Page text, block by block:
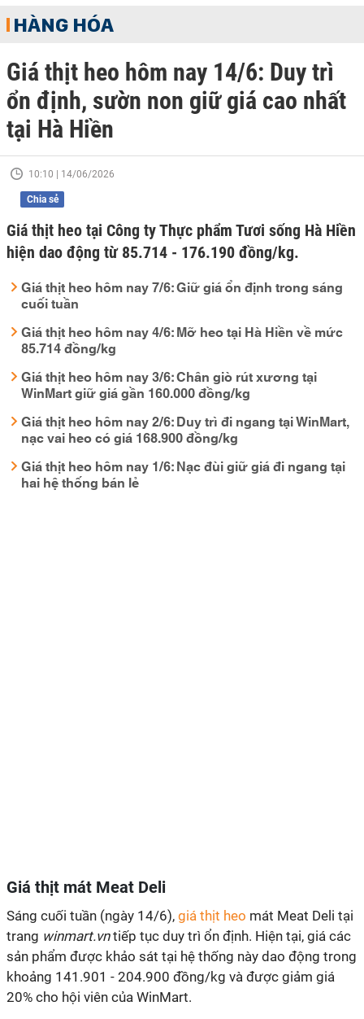
HÀNG HÓA
Giá thịt heo hôm nay 14/6: Duy trì
ổn định, sườn non giữ giá cao nhất
tại Hà Hiền
10:10 | 14/06/2026
Chia sẻ
Giá thịt heo tại Công ty Thực phẩm Tươi sống Hà Hiền
hiện dao động từ 85.714 - 176.190 đồng/kg.
Giá thịt heo hôm nay 7/6: Giữ giá ổn định trong sáng
cuối tuần
Giá thịt heo hôm nay 4/6: Mỡ heo tại Hà Hiền về mức
85.714 đồng/kg
Giá thịt heo hôm nay 3/6: Chân giò rút xương tại
WinMart giữ giá gần 160.000 đồng/kg
Giá thịt heo hôm nay 2/6: Duy trì đi ngang tại WinMart,
nạc vai heo có giá 168.900 đồng/kg
Giá thịt heo hôm nay 1/6: Nạc đùi giữ giá đi ngang tại
hai hệ thống bán lẻ
Giá thịt mát Meat Deli
Sáng cuối tuần (ngày 14/6), giá thịt heo mát Meat Deli tại
trang winmart.vntiếp tục duy trì ổn định. Hiện tại, giá các
sản phẩm được khảo sát tại hệ thống này dao động trong
khoảng 141.901 - 204.900 đồng/kg và được giảm giá
20% cho hội viên của WinMart.